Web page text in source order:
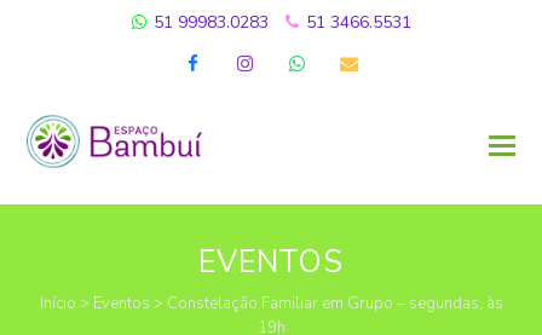
51 99983.0283 51 3466.5531
FacebookInstagramWhatsapp
Email
EVENTOS
Início > Eventos > Constelação Familiar em Grupo – segundas, às
19h